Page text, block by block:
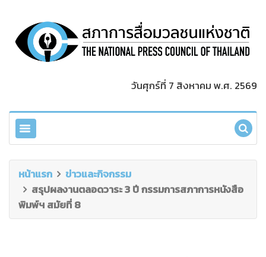
วันศุกร์ที่ 7 สิงหาคม พ.ศ. 2569
หน้าแรก
ข่าวและกิจกรรม
สรุปผลงานตลอดวาระ 3 ปี กรรมการสภาการหนังสือ
พิมพ์ฯ สมัยที่ 8